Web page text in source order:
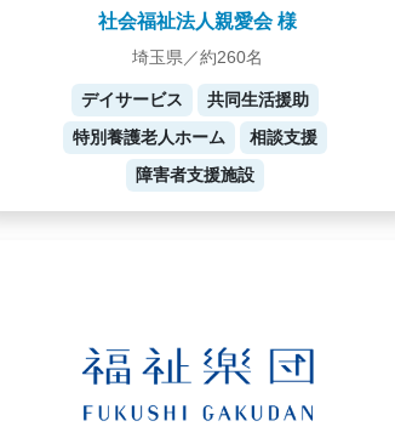
社会福祉法人親愛会 様
埼玉県／約260名
デイサービス
共同生活援助
特別養護老人ホーム
相談支援
障害者支援施設